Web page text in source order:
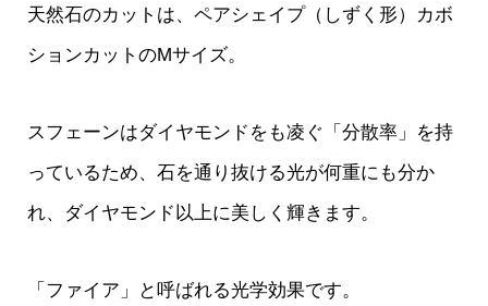
天然石のカットは、ペアシェイプ（しずく形）カボ
ションカットのMサイズ。
スフェーンはダイヤモンドをも凌ぐ「分散率」を持
っているため、石を通り抜ける光が何重にも分か
れ、ダイヤモンド以上に美しく輝きます。
「ファイア」と呼ばれる光学効果です。